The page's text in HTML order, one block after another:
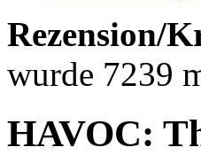
Rezension/
wurde 7239
HAVOC: